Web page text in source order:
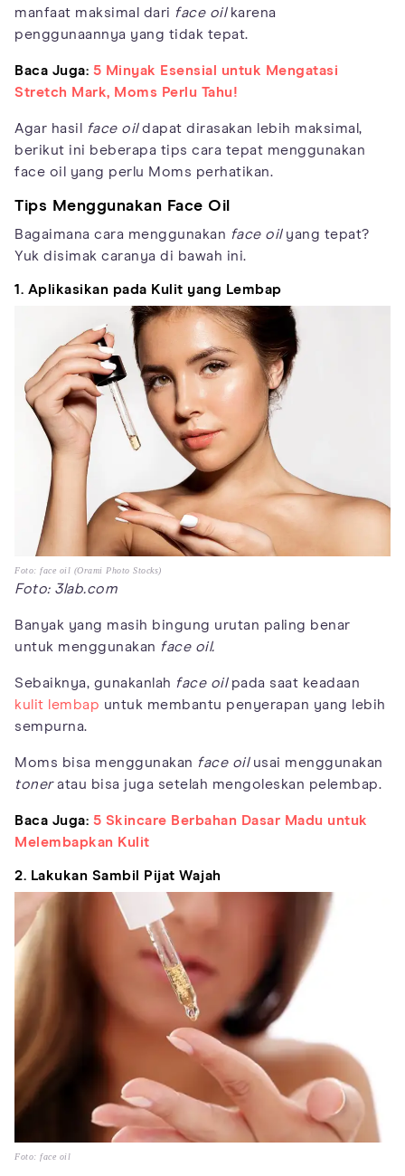
manfaat maksimal dari face oilkarena
penggunaannya yang tidak tepat.
Baca Juga: 5 Minyak Esensial untuk Mengatasi
Stretch Mark, Moms Perlu Tahu!
Agar hasil face oildapat dirasakan lebih maksimal,
berikut ini beberapa tips cara tepat menggunakan
face oil yang perlu Moms perhatikan.
Tips Menggunakan Face Oil
Bagaimana cara menggunakan face oilyang tepat?
Yuk disimak caranya di bawah ini.
1. Aplikasikan pada Kulit yang Lembap
Foto: face oil (Orami Photo Stocks)
Foto: 3lab.com
Banyak yang masih bingung urutan paling benar
untuk menggunakan face oil.
Sebaiknya, gunakanlah face oilpada saat keadaan
kulit lembap untuk membantu penyerapan yang lebih
sempurna.
Moms bisa menggunakan face oilusai menggunakan
toneratau bisa juga setelah mengoleskan pelembap.
Baca Juga: 5 Skincare Berbahan Dasar Madu untuk
Melembapkan Kulit
2. Lakukan Sambil Pijat Wajah
Foto: face oil